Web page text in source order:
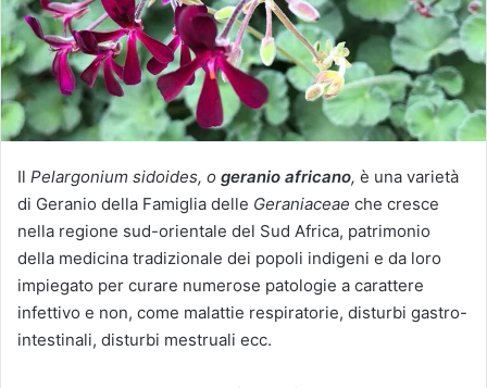
e
m
a
l
Il Pelargonium sidoides, o geranio africano, è una varietà
di Geranio della Famiglia delle Geraniaceae che cresce
nella regione sud-orientale del Sud Africa, patrimonio
della medicina tradizionale dei popoli indigeni e da loro
impiegato per curare numerose patologie a carattere
infettivo e non, come malattie respiratorie, disturbi gastro-
intestinali, disturbi mestruali ecc.